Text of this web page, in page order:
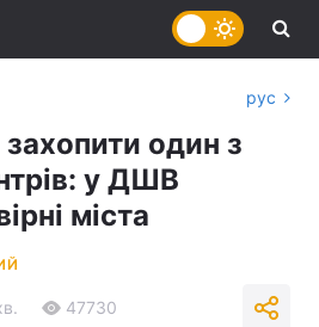
рус
захопити один з
у ДШВ
міста
47730